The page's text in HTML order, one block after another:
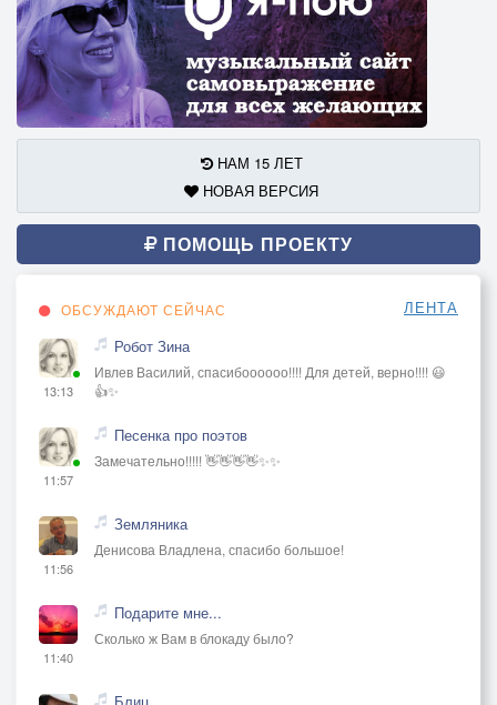
НАМ 15 ЛЕТ
НОВАЯ ВЕРСИЯ
ПОМОЩЬ ПРОЕКТУ
ОБСУЖДАЮТ СЕЙЧАС ЛЕНТА
13:13
Робот Зина
Ивлев Василий, спасибоооооо!!!! Для детей, верно!!!! 😃
👍✨
11:57
Песенка про поэтов
Замечательно!!!!! 👋👋👋👋✨✨
11:56
Земляника
Денисова Владлена, спасибо большое!
11:40
Подарите мне...
Сколько ж Вам в блокаду было?